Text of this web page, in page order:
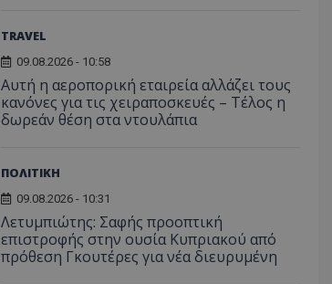
TRAVEL
09.08.2026 - 10:58
Αυτή η αεροπορική εταιρεία αλλάζει τους
κανόνες για τις χειραποσκευές – Τέλος η
δωρεάν θέση στα ντουλάπια
ΠΟΛΙΤΙΚΗ
09.08.2026 - 10:31
Λετυμπιώτης: Σαφής προοπτική
επιστροφής στην ουσία Κυπριακού από
πρόθεση Γκουτέρες για νέα διευρυμένη